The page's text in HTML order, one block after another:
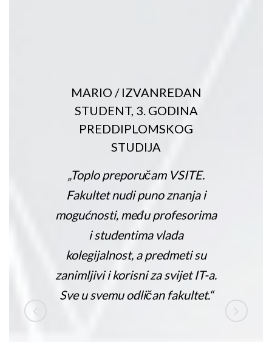
MARIO / IZVANREDAN
STUDENT, 3. GODINA
PREDDIPLOMSKOG
STUDIJA
„Toplo preporučam VSITE.
Fakultet nudi puno znanja i
mogućnosti, među profesorima
i studentima vlada
kolegijalnost, a predmeti su
zanimljivi i korisni za svijet IT-a.
Sve u svemu odličan fakultet.“